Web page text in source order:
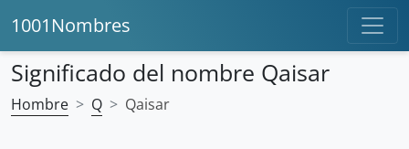
1001Nombres
Significado del nombre Qaisar
Hombre Q Qaisar